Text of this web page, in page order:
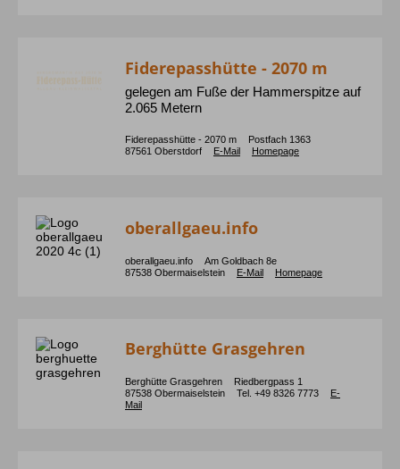
Fiderepasshütte - 2070 m
gelegen am Fuße der Hammerspitze auf
2.065 Metern
Fiderepasshütte - 2070 m Postfach 1363
87561 Oberstdorf E-Mail Homepage
oberallgaeu.info
oberallgaeu.info Am Goldbach 8e
87538 Obermaiselstein E-Mail Homepage
Berghütte Grasgehren
Berghütte Grasgehren Riedbergpass 1
87538 Obermaiselstein Tel. +49 8326 7773
E-
Mail